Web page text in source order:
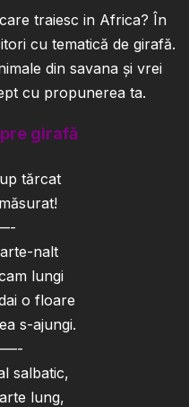
traiesc in Africa? În
cu tematică de girafă.
din savana și vrei
cu propunerea ta.
girafă
tărcat
nalt
lungi
o floare
s-ajungi.
salbatic,
lung,